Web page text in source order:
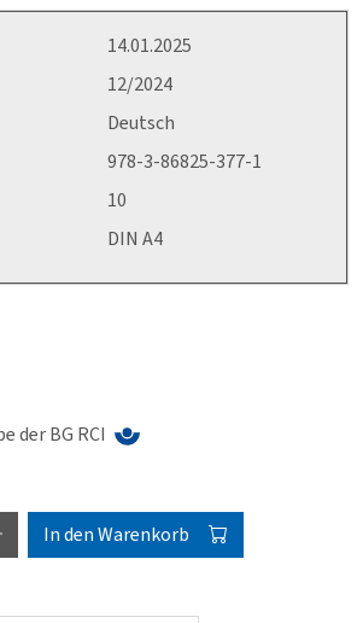
14.01.2025
12/2024
Deutsch
978-3-86825-377-1
10
DIN A4
der BG RCI
In den Warenkorb